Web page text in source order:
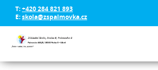
T:+420 284 821 893
E:skola@zspalmovka.cz